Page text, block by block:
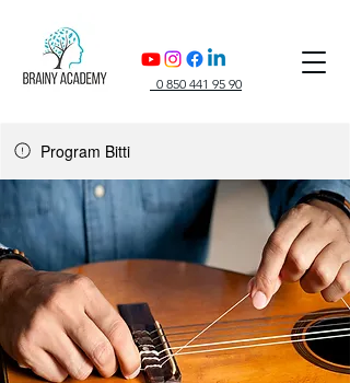
0 850 441 95 90
Program Bitti